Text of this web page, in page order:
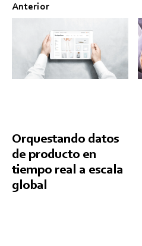
Anterior
Orquestando datos
de producto en
tiempo real a escala
global